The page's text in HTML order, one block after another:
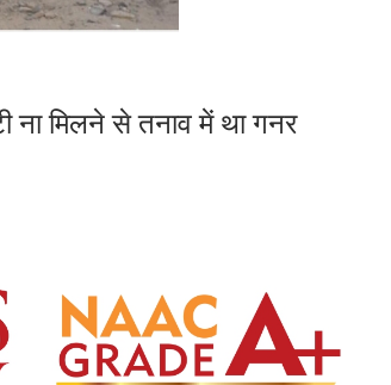
ना मिलने से तनाव में था गनर